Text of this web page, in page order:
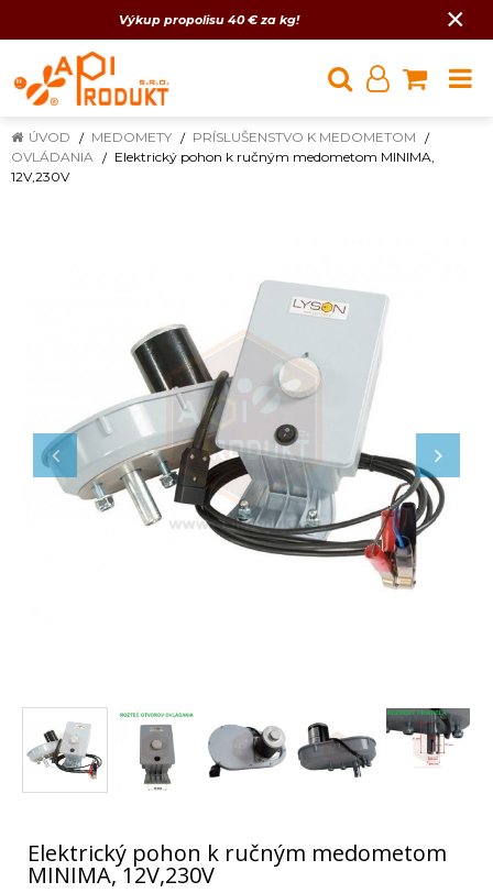
Výkup propolisu 40 € za kg! ×
ÚVOD MEDOMETY
PRÍSLUŠENSTVO K MEDOMETOM
OVLÁDANIA
Elektrický pohon k ručným medometom MINIMA,
12V,230V
Elektrický pohon k ručným medometom
MINIMA, 12V,230V